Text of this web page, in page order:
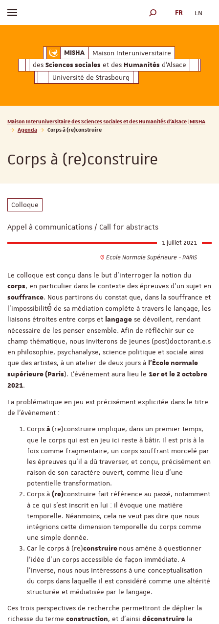
MISHAMaison Interuniversitaire des
Maison Interuniversitaire
des Sciences sociales et des Humanités d'Alsace
Université de Strasbourg
Afficher / masquer le menu MOTEUR DE
FR EN
Vous êtes ici :
Maison Interuniversitaire des Sciences sociales et des Humanités d'Alsace | MISHA
Agenda
Corps à (re)construire
Corps à (re)construire
Colloque
Appel à communications / Call for abstracts
1 juillet 2021
Ecole Normale Supérieure - PARIS
Le colloque est conçu dans le but d'interroger la notion du
corps, en particulier dans le contexte des épreuves d'un sujet en
souffrance. Nous partirons du constat que, dans la souffrance et
l'impossibilité́ de sa médiation complète à travers le langage, les
liaisons étroites entre corps et langage se dévoilent, rendant
nécessaire de les penser ensemble. Afin de réfléchir sur ce
champ thématique, nous inviterons de jeunes (post)doctorant.e.s
en philosophie, psychanalyse, science politique et sociale ainsi
que des artistes, à un atelier de deux jours à l'École normale
supérieure (Paris). L'événement aura lieu le 1er et le 2 octobre
2021.
La problématique en jeu est précisément explicitée dans le titre
de l'évènement :
Corps à (re)construire implique, dans un premier temps,
que le corps qui est en jeu ici reste à bâtir. Il est pris à la
fois comme fragmentaire, un corps souffrant morcelé par
les épreuves qu'il a dû traverser, et conçu, précisément en
raison de son caractère ouvert, comme lieu d’une
potentielle transformation.
Corps à (re)construire fait référence au passé, notamment
à ce qui s'est inscrit en lui : il évoque une matière
temporelle. Néanmoins, cela ne veut pas dire que nous
intégrions cette dimension temporelle du corps comme
une simple donnée.
Car le corps à (re)construire nous amène à questionner
l'idée d'un corps accessible de façon immédiate. A
l'inverse, nous nous intéressons à une conceptualisation
du corps dans laquelle il est considéré comme une altérité
structurée et médiatisée par le langage.
Ces trois perspectives de recherche permettront de déplier la
richesse du terme construction, et d’ainsi déconstruire la